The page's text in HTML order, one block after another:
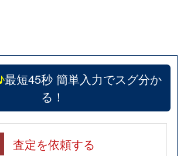
最短45秒 簡単入力でスグ分か
る！
査定を依頼する